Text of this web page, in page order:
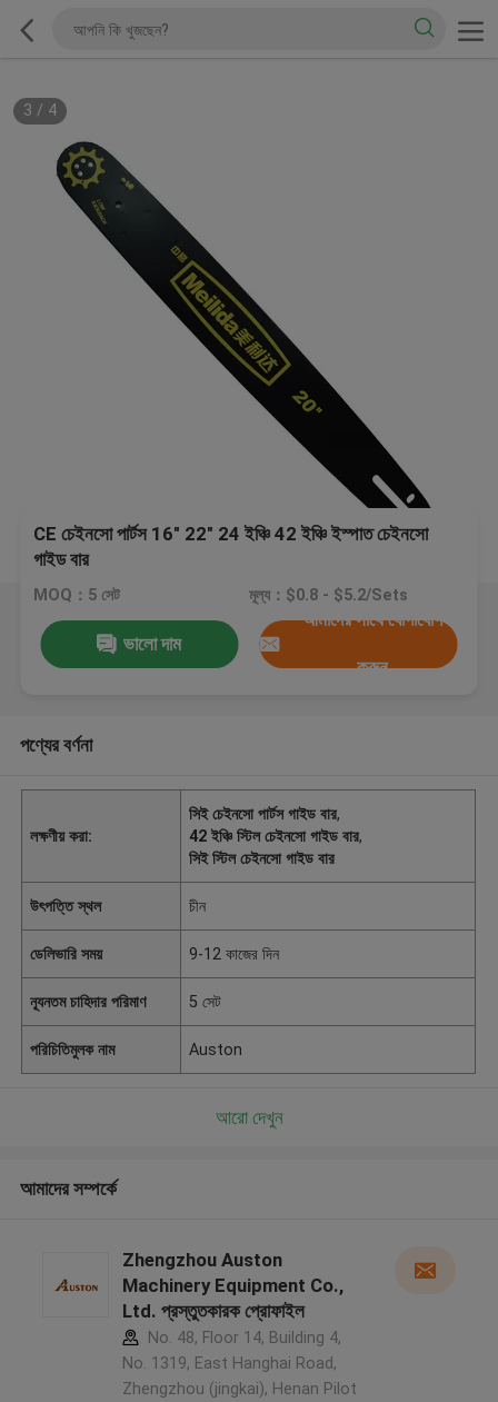
3 / 4
CE চেইনসো পার্টস 16" 22" 24 ইঞ্চি 42 ইঞ্চি ইস্পাত চেইনসো
গাইড বার
MOQ：5 সেট মূল্য：$0.8 - $5.2/Sets
ভালো দাম
আমাদের সাথে যোগাযোগ
করুন
পণ্যের বর্ণনা
লক্ষণীয় করা:
সিই চেইনসো পার্টস গাইড বার,
42 ইঞ্চি স্টিল চেইনসো গাইড বার,
সিই স্টিল চেইনসো গাইড বার
উৎপত্তি স্থল চীন
ডেলিভারি সময় 9-12 কাজের দিন
ন্যূনতম চাহিদার পরিমাণ 5 সেট
পরিচিতিমুলক নাম Auston
আরো দেখুন
আমাদের সম্পর্কে
Zhengzhou Auston
Machinery Equipment Co.,
Ltd. প্রস্তুতকারক প্রোফাইল
No. 48, Floor 14, Building 4,
No. 1319, East Hanghai Road,
Zhengzhou (jingkai), Henan Pilot